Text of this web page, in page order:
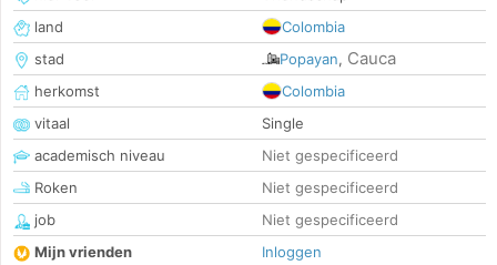
land
Colombia
stad
Popayan, Cauca
herkomst
Colombia
vitaal
Single
academisch niveau
Niet gespecificeerd
Roken
Niet gespecificeerd
job
Niet gespecificeerd
Mijn vrienden
Inloggen